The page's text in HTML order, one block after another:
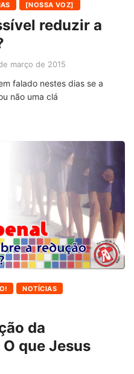
[NOSSA VOZ]
reduzir a
março de 2015
falado nestes dias se a
não uma clá
NOTÍCIAS
da
que Jesus